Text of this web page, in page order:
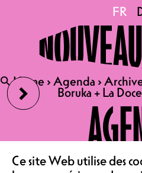
›
FR
🔍Home ›Agenda ›
Boruka + La
FR
🔍Home ›Agenda ›
Boruka + La
Viva
Boruka +
VIVA
Ce site Web utilise des